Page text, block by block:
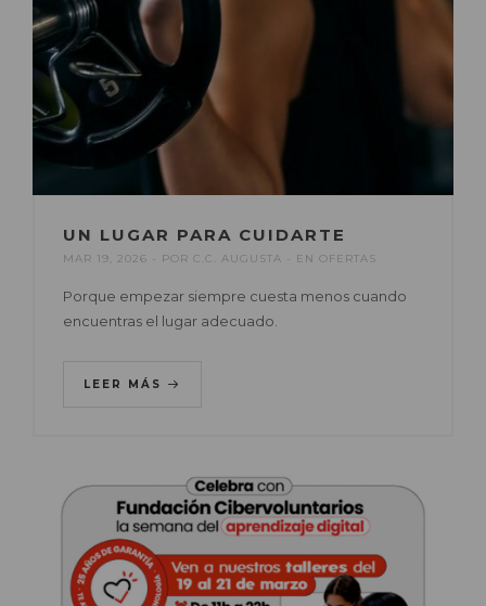
UN LUGAR PARA CUIDARTE
MAR 19, 2026 POR C.C. AUGUSTA EN OFERTAS
Porque empezar siempre cuesta menos cuando
encuentras el lugar adecuado.
LEER MÁS